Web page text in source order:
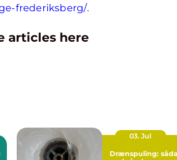
frederiksberg/.
articles here
03. Jul
Drænspuling: